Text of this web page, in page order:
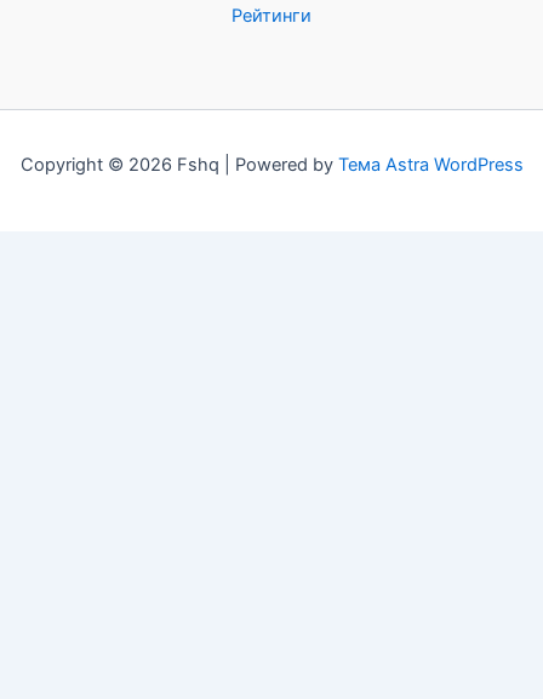
Рейтинги
Copyright © 2026 Fshq | Powered by Тема Astra WordPress